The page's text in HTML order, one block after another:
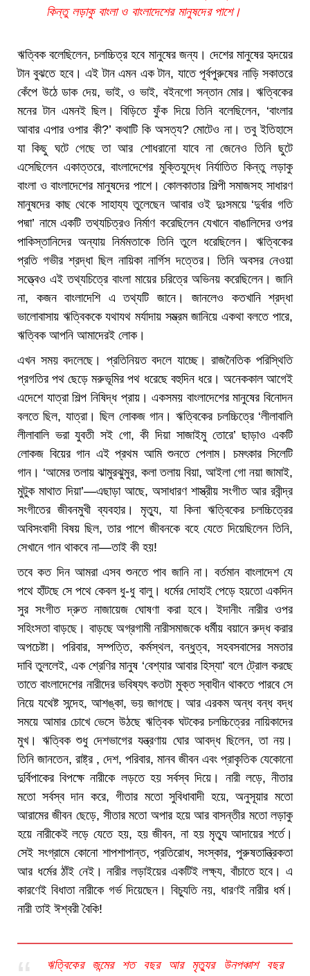
কিন্তু লড়াকু বাংলা ও বাংলাদেশের মানুষদের পাশে।
ঋত্বিক বলেছিলেন, চলচ্চিত্র হবে মানুষের জন্য। দেশের মানুষের হৃদয়ের
টান বুঝতে হবে। এই টান এমন এক টান, যাতে পূর্বপুরুষের নাড়ি সকাতরে
কেঁপে উঠে ডাক দেয়, ভাই, ও ভাই, বইনগো সন্তান মোর। ঋত্বিকের
মনের টান এমনই ছিল। বিড়িতে ফুঁক দিয়ে তিনি বলেছিলেন, ‘বাংলার
আবার এপার ওপার কী?’ কথাটি কি অসত্য? মোটেও না। তবু ইতিহাসে
যা কিছু ঘটে গেছে তা আর শোধরানো যাবে না জেনেও তিনি ছুটে
এসেছিলেন একাত্তরে, বাংলাদেশের মুক্তিযুদ্ধে নির্যাতিত কিন্তু লড়াকু
বাংলা ও বাংলাদেশের মানুষদের পাশে। কোলকাতার শিল্পী সমাজসহ সাধারণ
মানুষদের কাছ থেকে সাহায্য তুলেছেন আবার ওই দুঃসময়ে ‘দুর্বার গতি
পদ্মা’ নামে একটি তথ্যচিত্রও নির্মাণ করেছিলেন যেখানে বাঙালিদের ওপর
পাকিস্তানিদের অন্যায় নির্মমতাকে তিনি তুলে ধরেছিলেন। ঋত্বিকের
প্রতি গভীর শ্রদ্ধা ছিল নায়িকা নার্গিস দত্তের। তিনি অবসর নেওয়া
সত্ত্বেও এই তথ্যচিত্রে বাংলা মায়ের চরিত্রে অভিনয় করেছিলেন। জানি
না, কজন বাংলাদেশি এ তথ্যটি জানে। জানলেও কতখানি শ্রদ্ধা
ভালোবাসায় ঋত্বিককে যথাযথ মর্যাদায় সম্ভ্রম জানিয়ে একথা বলতে পারে,
ঋত্বিক আপনি আমাদেরই লোক।
এখন সময় বদলেছে। প্রতিনিয়ত বদলে যাচ্ছে। রাজনৈতিক পরিস্থিতি
প্রগতির পথ ছেড়ে মরুভূমির পথ ধরেছে বহুদিন ধরে। অনেককাল আগেই
এদেশে যাত্রা শিল্প নিষিদ্ধ প্রায়। একসময় বাংলাদেশের মানুষের বিনোদন
বলতে ছিল, যাত্রা। ছিল লোকজ গান। ঋত্বিকের চলচ্চিত্রে ‘লীলাবালি
লীলাবালি ভরা যুবতী সই গো, কী দিয়া সাজাইমু তোরে’ ছাড়াও একটি
লোকজ বিয়ের গান এই প্রথম আমি শুনতে পেলাম। চমৎকার সিলেটি
গান। ‘আমের তলায় ঝামুরঝুমুর, কলা তলায় বিয়া, আইলা গো নয়া জামাই,
মুটুক মাথাত দিয়া’—এছাড়া আছে, অসাধারণ শাস্ত্রীয় সংগীত আর রবীন্দ্র
সংগীতের জীবনমুখী ব্যবহার। মৃত্যু, যা কিনা ঋত্বিকের চলচ্চিত্রের
অবিসংবাদী বিষয় ছিল, তার পাশে জীবনকে বহে যেতে দিয়েছিলেন তিনি,
সেখানে গান থাকবে না—তাই কী হয়!
তবে কত দিন আমরা এসব শুনতে পাব জানি না। বর্তমান বাংলাদেশ যে
পথে হাঁটছে সে পথে কেবল ধু-ধু বালু। ধর্মের দোহাই পেড়ে হয়তো একদিন
সুর সংগীত দ্রুত নাজায়েজ ঘোষণা করা হবে। ইদানীং নারীর ওপর
সহিংসতা বাড়ছে। বাড়ছে অগ্রগামী নারীসমাজকে ধর্মীয় বয়ানে রুদ্ধ করার
অপচেষ্টা। পরিবার, সম্পত্তি, কর্মস্থল, বন্ধুত্ব, সহবসবাসের সমতার
দাবি তুললেই, এক শ্রেণির মানুষ ‘বেশ্যার আবার হিস্যা’ বলে ট্রোল করছে
তাতে বাংলাদেশের নারীদের ভবিষ্যৎ কতটা মুক্ত স্বাধীন থাকতে পারবে সে
নিয়ে যথেষ্ট সন্দেহ, আশঙ্কা, ভয় জাগছে। আর এরকম অন্ধ বন্ধ বদ্ধ
সময়ে আমার চোখে ভেসে উঠছে ঋত্বিক ঘটকের চলচ্চিত্রের নায়িকাদের
মুখ। ঋত্বিক শুধু দেশভাগের যন্ত্রণায় ঘোর আবদ্ধ ছিলেন, তা নয়।
তিনি জানতেন, রাষ্ট্র , দেশ, পরিবার, মানব জীবন এবং প্রাকৃতিক যেকোনো
দুর্বিপাকের বিপক্ষে নারীকে লড়তে হয় সর্বস্ব দিয়ে। নারী লড়ে, নীতার
মতো সর্বস্ব দান করে, গীতার মতো সুবিধাবাদী হয়ে, অনুসূয়ার মতো
আরামের জীবন ছেড়ে, সীতার মতো অপার হয়ে আর বাসন্তীর মতো লড়াকু
হয়ে নারীকেই লড়ে যেতে হয়, হয় জীবন, না হয় মৃত্যু আদায়ের শর্তে।
সেই সংগ্রামে কোনো শাপশাপান্ত, প্রতিরোধ, সংস্কার, পুরুষতান্ত্রিকতা
আর ধর্মের ঠাঁই নেই। নারীর লড়াইয়ের একটিই লক্ষ্য, বাঁচাতে হবে। এ
কারণেই বিধাতা নারীকে গর্ভ দিয়েছেন। বিচ্যুতি নয়, ধারণই নারীর ধর্ম।
নারী তাই ঈশ্বরী বৈকি!
ঋত্বিকের জন্মের শত বছর আর মৃত্যুর উনপঞ্চাশ বছর